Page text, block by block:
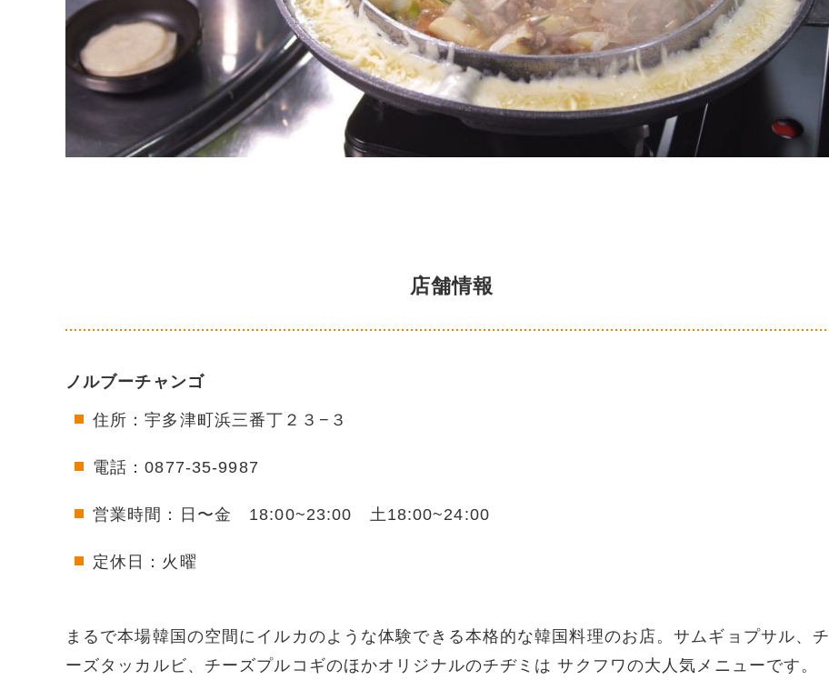
店舗情報
ノルブーチャンゴ
住所：宇多津町浜三番丁２３−３
電話：0877-35-9987
営業時間：日〜金 18:00~23:00 土18:00~24:00
定休日：火曜
まるで本場韓国の空間にイルカのような体験できる本格的な韓国料理のお店。サムギョプサル、チ
ーズタッカルビ、チーズプルコギのほかオリジナルのチヂミは サクフワの大人気メニューです。